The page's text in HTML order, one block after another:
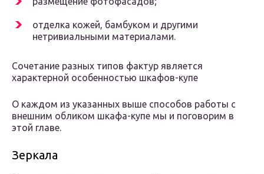
отделка кожей, бамбуком и другими
нетривиальными материалами.
Сочетание разных типов фактур является
характерной особенностью шкафов-купе
О каждом из указанных выше способов работы с
внешним обликом шкафа-купе мы и поговорим в
этой главе.
Зеркала